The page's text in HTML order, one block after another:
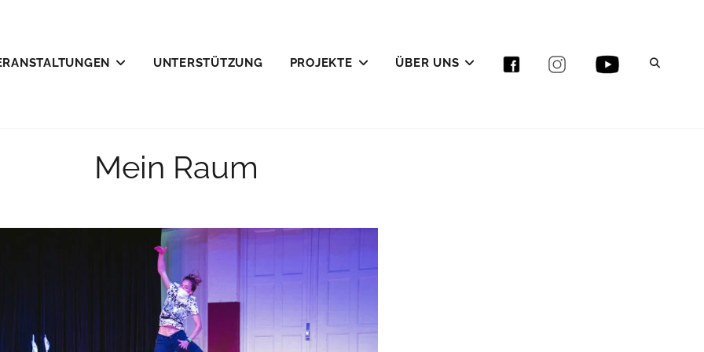
UNTERSTÜTZUNG PROJEKTE ÜBER UNS
Mein Raum